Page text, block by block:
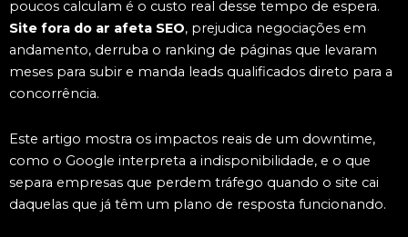
poucos calculam é o custo real desse tempo de espera.
Site fora do ar afeta SEO, prejudica negociações em
andamento, derruba o ranking de páginas que levaram
meses para subir e manda leads qualificados direto para a
concorrência.
Este artigo mostra os impactos reais de um downtime,
como o Google interpreta a indisponibilidade, e o que
separa empresas que perdem tráfego quando o site cai
daquelas que já têm um plano de resposta funcionando.